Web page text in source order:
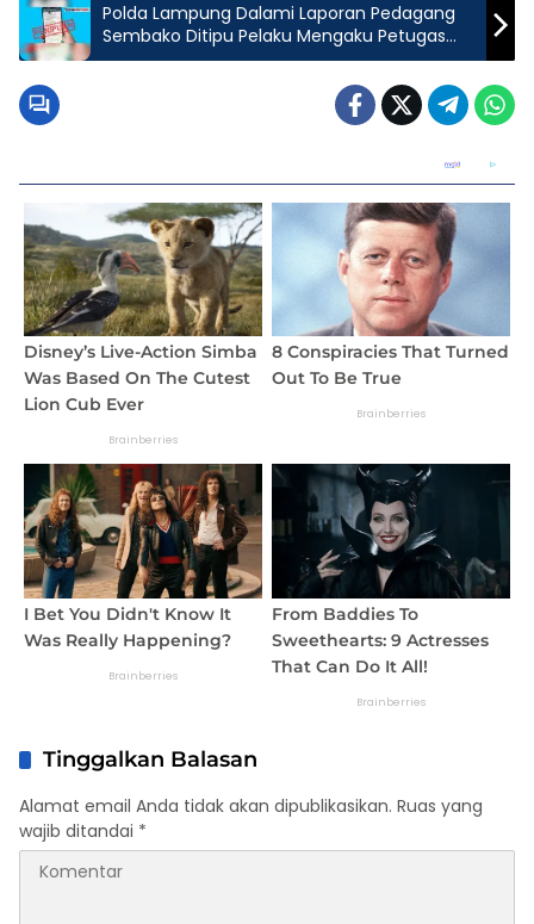
Polda Lampung Dalami Laporan Pedagang
Sembako Ditipu Pelaku Mengaku Petugas
Pajak
Tinggalkan Balasan
Alamat email Anda tidak akan dipublikasikan. Ruas yang
wajib ditandai *